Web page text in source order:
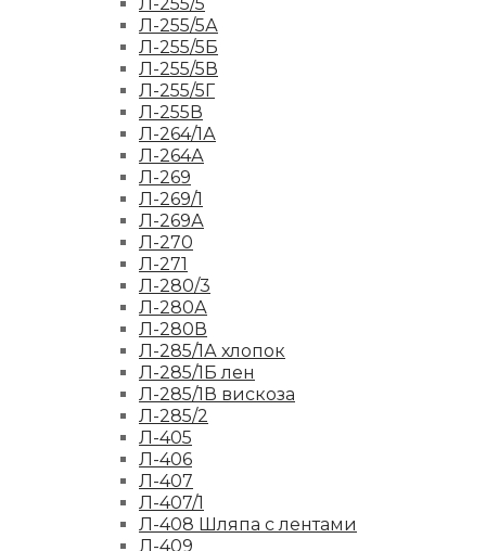
Л-255/5А
Л-255/5Б
Л-255/5В
Л-255/5Г
Л-255В
Л-264/1А
Л-264А
Л-269
Л-269/1
Л-269А
Л-270
Л-271
Л-280/3
Л-280А
Л-280В
Л-285/1А хлопок
Л-285/1Б лен
Л-285/1В вискоза
Л-285/2
Л-405
Л-406
Л-407
Л-407/1
Л-408 Шляпа с лентами
Л-409